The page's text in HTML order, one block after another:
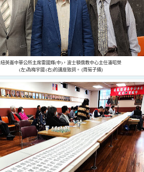
紐英崙中華公所主席雷國輝(中) ，波士頓僑教中心主任潘昭榮
(左)為梅宇國 (右)的講座致詞。 (周菊子攝)